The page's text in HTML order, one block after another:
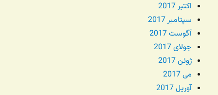
اکتبر 2017
سپتامبر 2017
آگوست 2017
جولای 2017
ژوئن 2017
می 2017
آوریل 2017